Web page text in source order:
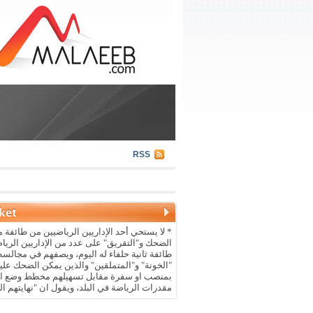
RSS
* لا يستحي أحد الإداريين الرياضيين من طائفة
الضحك و"التقريق" على عدد من الإداريين
طائفة ثانية حلفاء له اليوم، ويصفهم في
"الخونة" و"المتملقين" والذين يمكن الضحك
بمنصب او سفرة مقابل تسهيلهم مخطط وضع
مقدرات الرياضة في البلد، ويقول ان "نهايتهم